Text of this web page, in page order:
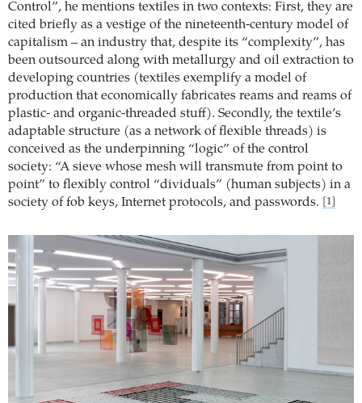
Control”, he mentions textiles in two contexts: First, they are
cited briefly as a vestige of the nineteenth-century model of
capitalism – an industry that, despite its “complexity”, has
been outsourced along with metallurgy and oil extraction to
developing countries (textiles exemplify a model of
production that economically fabricates reams and reams of
plastic- and organic-threaded stuff). Secondly, the textile’s
adaptable structure (as a network of flexible threads) is
conceived as the underpinning “logic” of the control
society: “A sieve whose mesh will transmute from point to
point” to flexibly control “dividuals” (human subjects) in a
society of fob keys, Internet protocols, and passwords.
[1]